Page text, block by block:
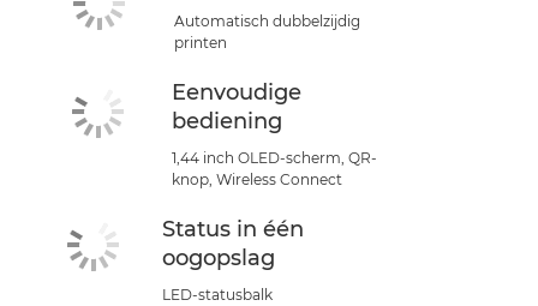
Automatisch dubbelzijdig
printen
Eenvoudige
bediening
1,44 inch OLED-scherm, QR-
knop, Wireless Connect
Status in één
oogopslag
LED-statusbalk